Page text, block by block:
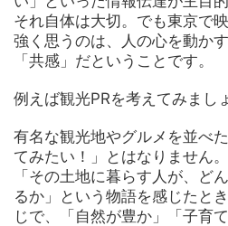
それ自体は大切。でも東京で
強く思うのは、人の心を動か
「共感」だということです。
例えば観光PRを考えてみまし
有名な観光地やグルメを並べ
てみたい！」とはなりません
「その土地に暮らす人が、ど
るか」という物語を感じたと
じで、「自然が豊か」「子育